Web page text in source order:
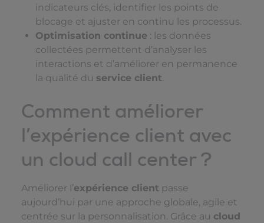
indicateurs clés, identifier les points de
blocage et ajuster en continu les processus.
Optimisation continue : les données
collectées permettent d’analyser les
interactions et d’améliorer en permanence
la qualité du service client.
Comment améliorer
l’expérience client avec
un cloud call center ?
Améliorer l’expérience client passe
aujourd’hui par une approche globale, agile et
centrée sur la personnalisation. Grâce au cloud